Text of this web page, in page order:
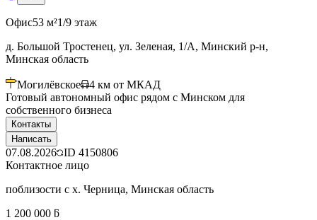
Офис53 м²1/9 этаж
д. Большой Тростенец, ул. Зеленая, 1/А, Минский р-н,
Минская область
Могилёвское 4 км от МКАД
Готовый автономный офис рядом с Минском для
собственного бизнеса
Контакты
Написать
07.08.2026 ID 4150806
Контактное лицо
поблизости с х. Черница, Минская область
1 200 000 ƃ